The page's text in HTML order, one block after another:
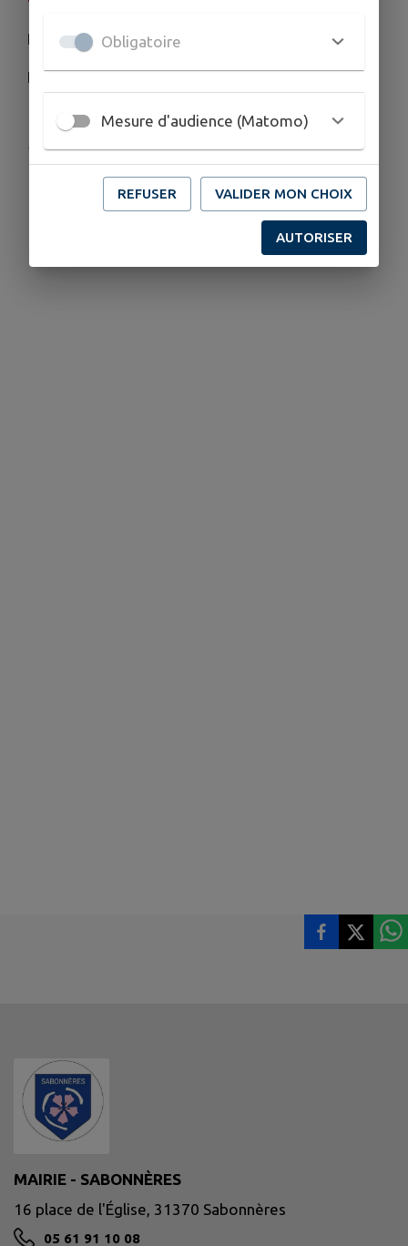
Passez de bonnes fêtes,
La Mairie
MAIRIE - SABONNÈRES
16 place de l'Église, 31370 Sabonnères
05 61 91 10 08
Obligatoire
Mesure d'audience (Matomo)
REFUSER VALIDER MON CHOIX
AUTORISER